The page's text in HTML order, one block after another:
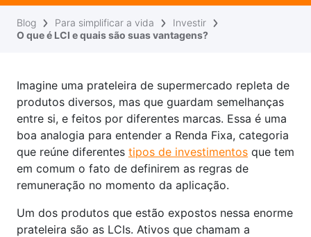
Blog Para simplificar a vida
Investir
O que é LCI e quais são suas vantagens?
Imagine uma prateleira de supermercado repleta de
produtos diversos, mas que guardam semelhanças
entre si, e feitos por diferentes marcas. Essa é uma
boa analogia para entender a Renda Fixa, categoria
que reúne diferentes tipos de investimentos que tem
em comum o fato de definirem as regras de
remuneração no momento da aplicação.
Um dos produtos que estão expostos nessa enorme
prateleira são as LCIs. Ativos que chamam a